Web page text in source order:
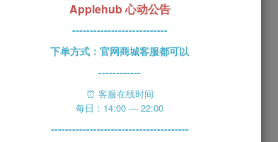
Applehub 心动公告
---------------------------
下单方式：官网商城客服都可以
------------
⏰ 客服在线时间
每日：14:00 — 22:00
---------------------------------------